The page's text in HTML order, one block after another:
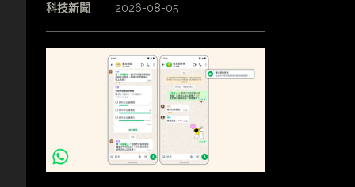
科技新聞 2026-08-05